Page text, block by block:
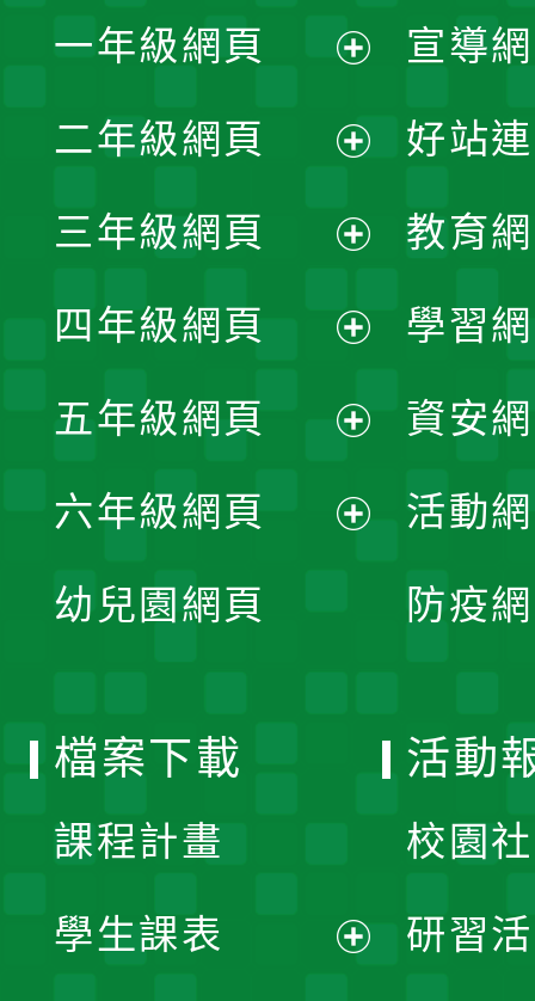
一年級網頁
開
選
單
二年級網頁
開
選
單
三年級網頁
開
選
單
四年級網頁
開
選
五年級網頁
開
六年級網頁
幼兒園網頁
宣導
好站
教育
學習
資安
活動
防疫
檔案下載
課程計畫
學生課表
活動
校園
研習